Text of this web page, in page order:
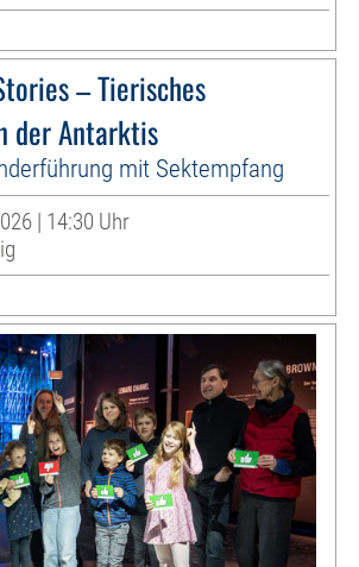
– Tierisches
der Antarktis
mit Sektempfang
| 14:30 Uhr